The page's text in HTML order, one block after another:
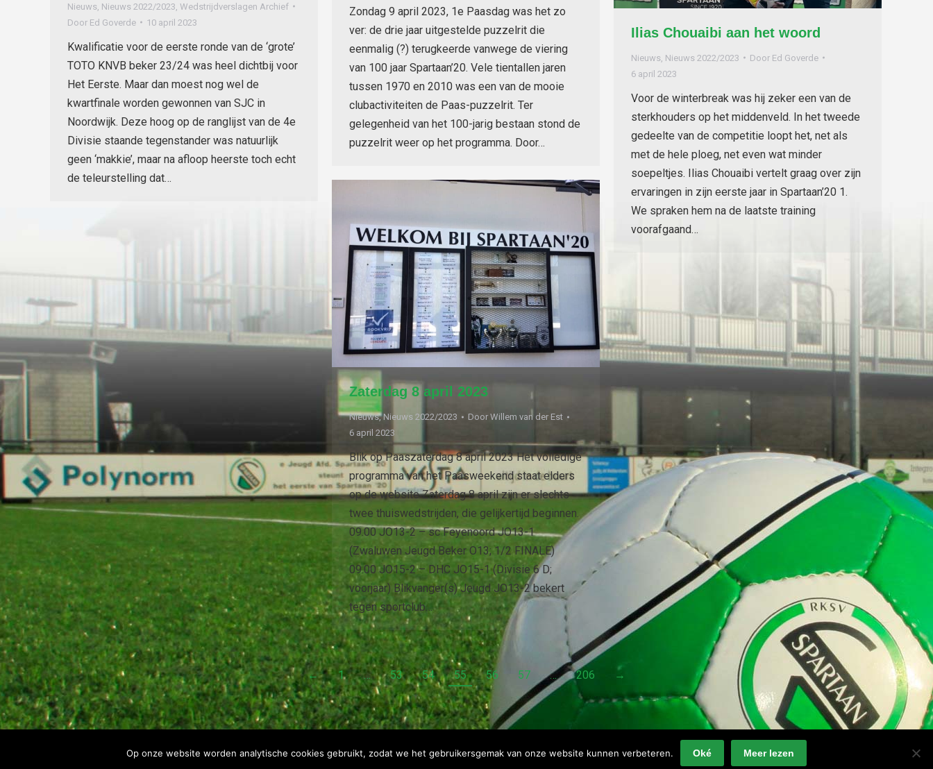
Zondag 9 april 2023, 1e Paasdag was het zo
ver: de drie jaar uitgestelde puzzelrit die
eenmalig (?) terugkeerde vanwege de viering
van 100 jaar Spartaan’20. Vele tientallen jaren
tussen 1970 en 2010 was een van de mooie
clubactiviteiten de Paas-puzzelrit. Ter
gelegenheid van het 100-jarig bestaan stond de
puzzelrit weer op het programma. Door…
Nieuws Nieuws 2022/2023 Wedstrijdverslagen Archief
Door Ed Goverde 10 april 2023
Kwalificatie voor de eerste ronde van de ‘grote’
TOTO KNVB beker 23/24 was heel dichtbij voor
Het Eerste. Maar dan moest nog wel de
kwartfinale worden gewonnen van SJC in
Noordwijk. Deze hoog op de ranglijst van de 4e
Divisie staande tegenstander was natuurlijk
geen ‘makkie’, maar na afloop heerste toch echt
de teleurstelling dat…
Ilias Chouaibi aan het woord
Nieuws Nieuws 2022/2023 Door Ed Goverde
6 april 2023
Voor de winterbreak was hij zeker een van de
sterkhouders op het middenveld. In het tweede
gedeelte van de competitie loopt het, net als
met de hele ploeg, net even wat minder
soepeltjes. Ilias Chouaibi vertelt graag over zijn
ervaringen in zijn eerste jaar in Spartaan’20 1.
We spraken hem na de laatste training
voorafgaand…
Zaterdag 8 april 2023
Nieuws,Nieuws 2022/2023 Door Willem van der Est
6 april 2023
Blik op Paaszaterdag 8 april 2023 Het volledige
programma van het Paasweekend staat elders
op de website Zaterdag 8 april zijn er slechts
twee thuiswedstrijden, die gelijkertijd beginnen.
09.00 JO13-2 – sc Feyenoord JO13-1
(Zwaluwen Jeugd Beker O13; 1/2 FINALE)
09.00 JO15-2 – DHC JO15-1 (Divisie 6 D;
voorjaar) Blikvanger(s) Jeugd JO13-2 bekert
tegen sportclub…
← 1 … 53 54 55 56 57 … 206 →
Spartaan'20 Copyright 2022 - alle rechten voorbehouden
Op onze website worden analytische cookies gebruikt, zodat we het gebruikersgemak van onze website kunnen verbeteren. Oké Meer lezen